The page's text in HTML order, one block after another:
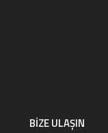
BIZE ULAŞIN